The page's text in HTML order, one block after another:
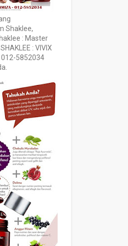
Shaklee,
: Master
: VIVIX
012-5852034